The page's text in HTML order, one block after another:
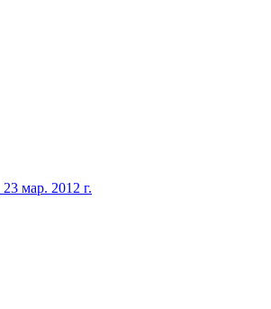
23 мар. 2012 г.